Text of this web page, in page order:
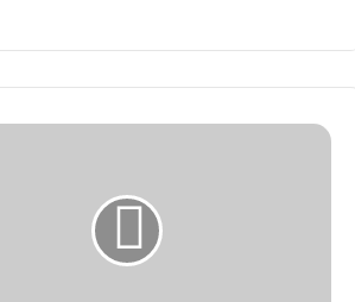
رواندا